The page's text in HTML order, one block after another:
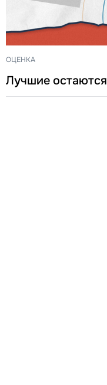
ОЦЕНКА
Лучшие остаются